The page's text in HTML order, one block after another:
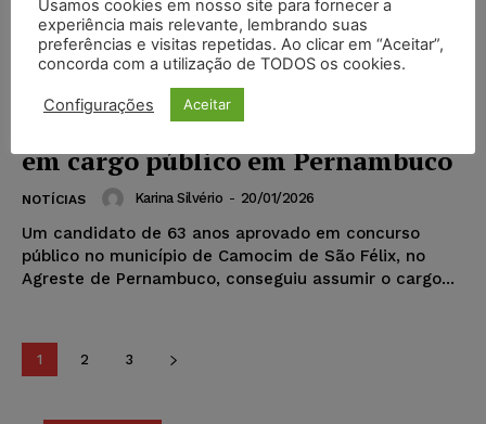
Idoso aprovado em concurso
recorre à Justiça e garante posse
em cargo público em Pernambuco
NOTÍCIAS Karina Silvério - 20/01/2026
Um candidato de 63 anos aprovado em concurso
público no município de Camocim de São Félix, no
Agreste de Pernambuco, conseguiu assumir o cargo...
1 2 3
Usamos cookies em nosso site para fornecer a
experiência mais relevante, lembrando suas
preferências e visitas repetidas. Ao clicar em “Aceitar”,
concorda com a utilização de TODOS os cookies.
Configurações Aceitar